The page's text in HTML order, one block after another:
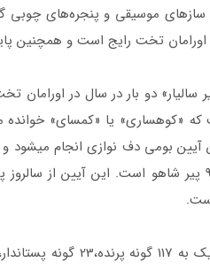
موسیقی و پنجره‌های چوبی
اورامان تخت رایج است و همچنین
دو بار در سال در اورامان
بومی دف نوازی انجام می­شود و
از بزرگان اورامان و یکی از 99 پیر شاهو است.